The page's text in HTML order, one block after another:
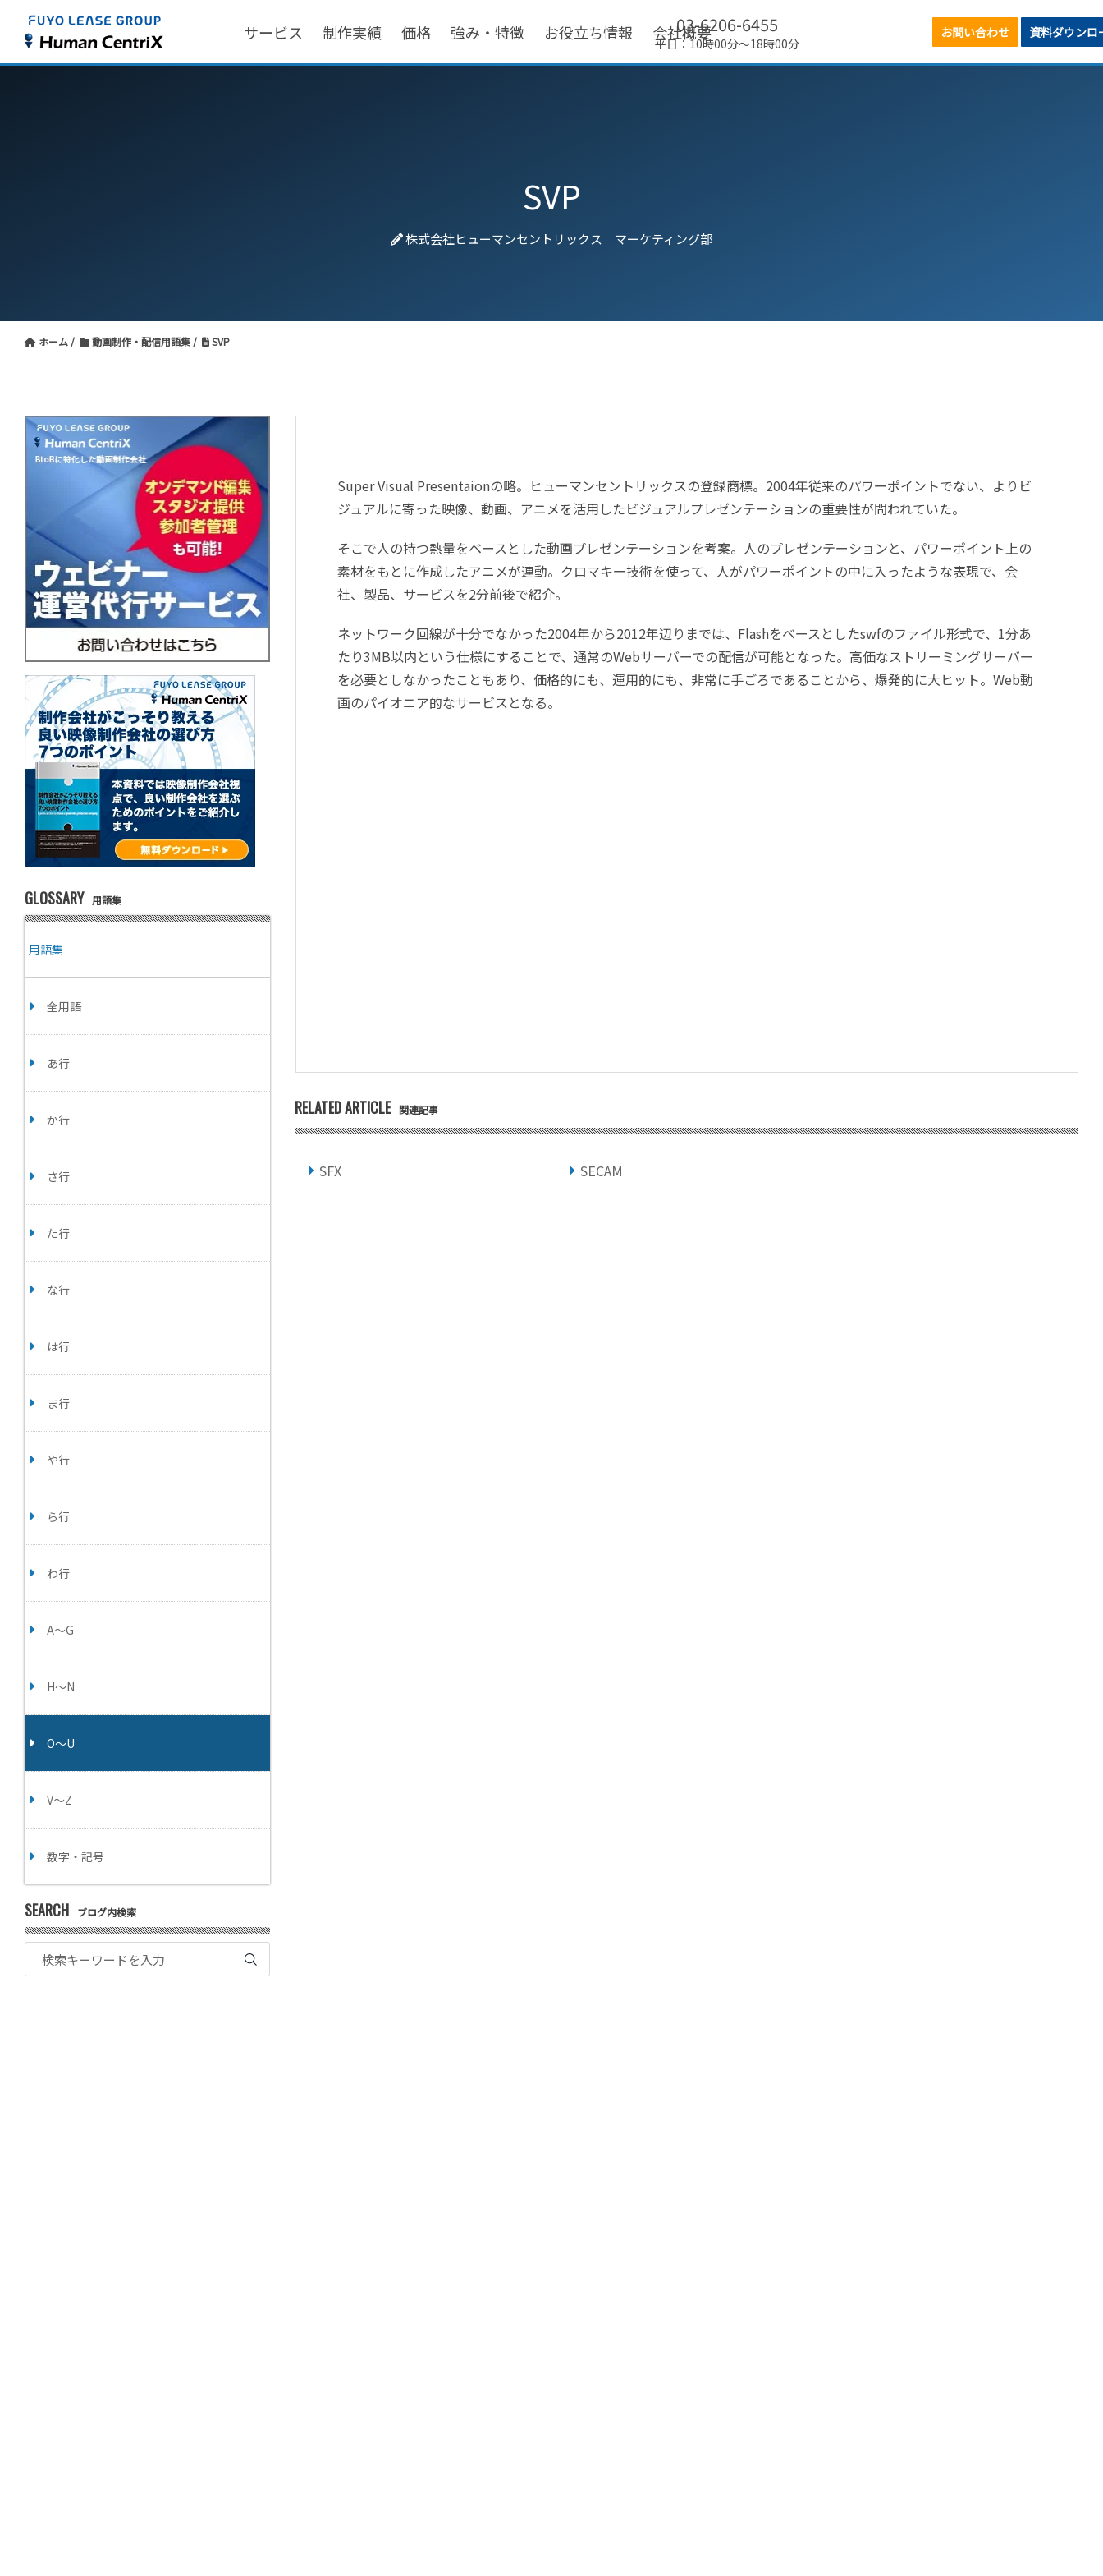
サービス 制作実績 価格 強み・特徴 お役立ち情報 会社概要
03-6206-6455
平日：10時00分～18時00分
お問い合わせ 資料ダウンロ
SVP
株式会社ヒューマンセントリックス マーケティング部
ホーム 動画制作・配信用語集 SVP
GLOSSARY 用語集
用語集
全用語
あ行
か行
さ行
た行
な行
は行
ま行
や行
ら行
わ行
A～G
H～N
O～U
V～Z
数字・記号
SEARCH ブログ内検索
Super Visual Presentaionの略。ヒューマンセントリックスの登録商標。2004年従来のパワーポイントでない、よりビ
ジュアルに寄った映像、動画、アニメを活用したビジュアルプレゼンテーションの重要性が問われていた。
そこで人の持つ熱量をベースとした動画プレゼンテーションを考案。人のプレゼンテーションと、パワーポイント上の
素材をもとに作成したアニメが連動。クロマキー技術を使って、人がパワーポイントの中に入ったような表現で、会
社、製品、サービスを2分前後で紹介。
ネットワーク回線が十分でなかった2004年から2012年辺りまでは、Flashをベースとしたswfのファイル形式で、1分あ
たり3MB以内という仕様にすることで、通常のWebサーバーでの配信が可能となった。高価なストリーミングサーバー
を必要としなかったこともあり、価格的にも、運用的にも、非常に手ごろであることから、爆発的に大ヒット。Web動
画のパイオニア的なサービスとなる。
RELATED ARTICLE 関連記事
SFX SECAM